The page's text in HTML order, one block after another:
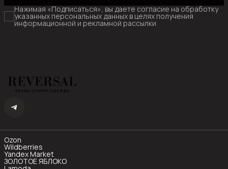
Нажимая «Подписаться», вы даете согласие на обработку
указанных персональных данных в целях получения
информационной и рекламной рассылки
Ozon
Wildberries
Yandex Market
ЗОЛОТОЕ ЯБЛОКО